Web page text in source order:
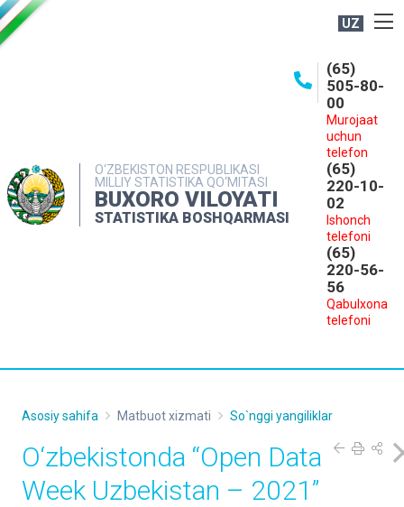
UZ
O‘ZBEKISTON RESPUBLIKASI
MILLIY STATISTIKA QO‘MITASI
BUXORO VILOYATI
STATISTIKA BOSHQARMASI
(65)
505-80-
00
Murojaat
uchun
telefon
(65)
220-10-
02
Ishonch
telefoni
(65)
220-56-
56
Qabulxona
telefoni
MATBUOT XIZMATI
MUROJAATLAR
Asosiy sahifa Matbuot xizmati So`nggi yangiliklar
O‘zbekistonda “Open Data
Week Uzbekistan – 2021”